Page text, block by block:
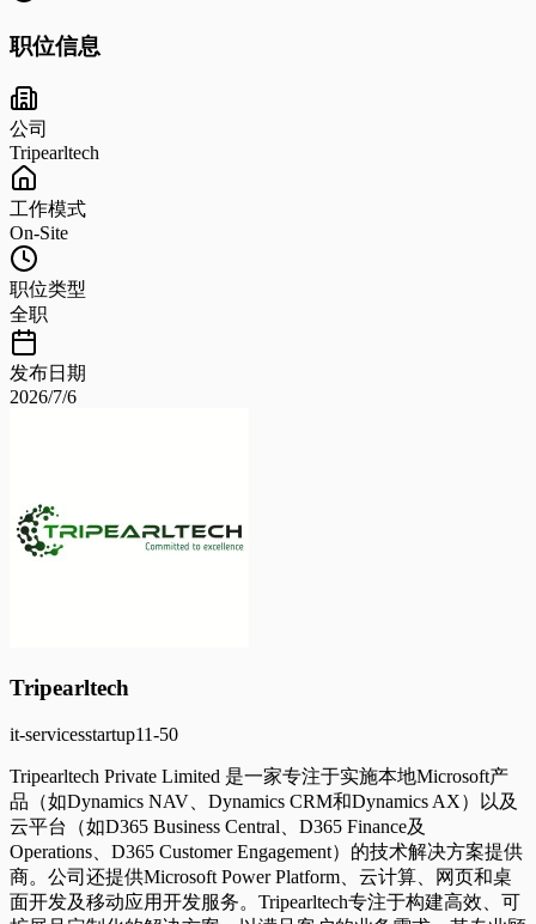
职位信息
公司
Tripearltech
工作模式
On-Site
职位类型
全职
发布日期
2026/7/6
Tripearltech
it-servicesstartup11-50
Tripearltech Private Limited 是一家专注于实施本地Microsoft产
品（如Dynamics NAV、Dynamics CRM和Dynamics AX）以及
云平台（如D365 Business Central、D365 Finance及
Operations、D365 Customer Engagement）的技术解决方案提供
商。公司还提供Microsoft Power Platform、云计算、网页和桌
面开发及移动应用开发服务。Tripearltech专注于构建高效、可